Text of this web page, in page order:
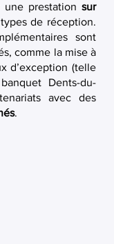
une prestation sur
de réception.
sont
comme la mise à
d’exception (telle
Dents-du-
avec des
.